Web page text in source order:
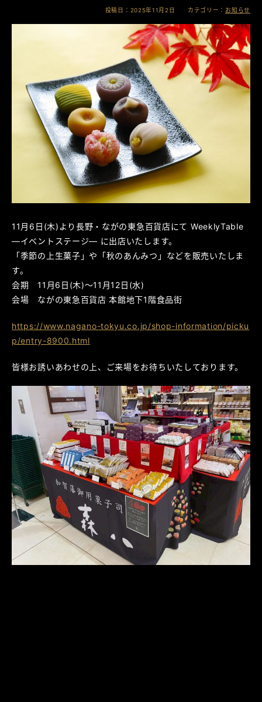
投稿日：2025年11月2日 カテゴリー： お知らせ
11月6日(木)より長野・ながの東急百貨店にて WeeklyTable
―イベントステージ― に出店いたします。
「季節の上生菓子」や「秋のあんみつ」などを販売いたしま
す。
会期 11月6日(木)～11月12日(水)
会場 ながの東急百貨店 本館地下1階食品街
https://www.nagano-tokyu.co.jp/shop-information/picku
p/entry-8900.html
皆様お誘いあわせの上、ご来場をお待ちいたしております。